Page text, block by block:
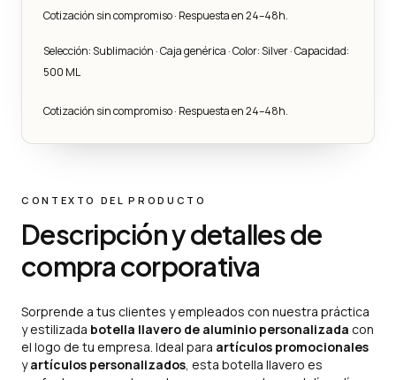
Cotización sin compromiso · Respuesta en 24–48h.
Selección: Sublimación · Caja genérica · Color: Silver · Capacidad:
500 ML
Cotización sin compromiso · Respuesta en 24–48h.
CONTEXTO DEL PRODUCTO
Descripción y detalles de
compra corporativa
Sorprende a tus clientes y empleados con nuestra práctica
y estilizada botella llavero de aluminio personalizada con
el logo de tu empresa. Ideal para artículos promocionales
yartículos personalizados , esta botella llavero es